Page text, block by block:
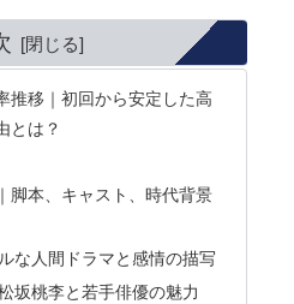
推移｜初回から安定した高
とは？
脚本、キャスト、時代背景
な人間ドラマと感情の描写
坂桃李と若手俳優の魅力